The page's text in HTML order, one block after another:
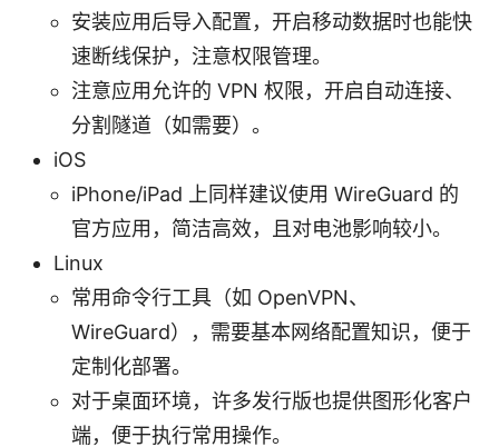
安装应用后导入配置，开启移动数据时也能快
速断线保护，注意权限管理。
注意应用允许的 VPN 权限，开启自动连接、
分割隧道（如需要）。
iOS
iPhone/iPad 上同样建议使用 WireGuard 的
官方应用，简洁高效，且对电池影响较小。
Linux
常用命令行工具（如 OpenVPN、
WireGuard），需要基本网络配置知识，便于
定制化部署。
对于桌面环境，许多发行版也提供图形化客户
端，便于执行常用操作。